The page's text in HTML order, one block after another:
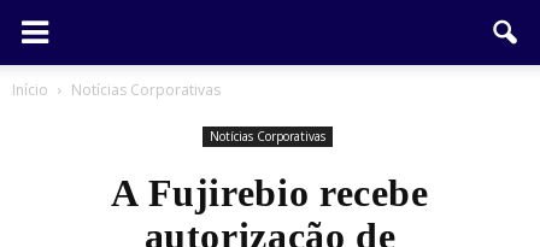
Início Notícias Corporativas
Notícias Corporativas
A Fujirebio recebe
autorização de